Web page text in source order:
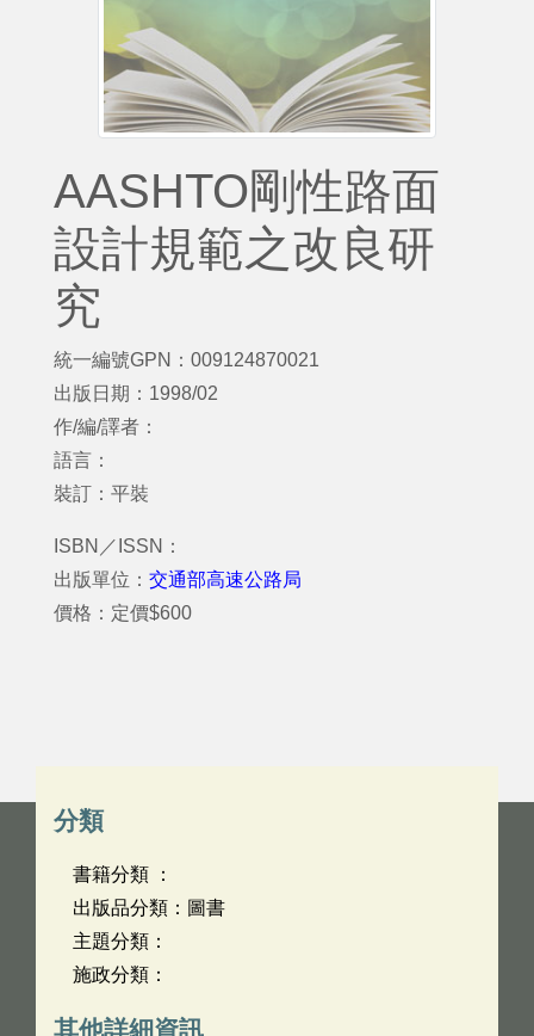
AASHTO剛性路面
設計規範之改良研
究
統一編號GPN：009124870021
出版日期：1998/02
作/編/譯者：
語言：
裝訂：平裝
ISBN／ISSN：
出版單位： 交通部高速公路局
價格：定價$600
分類
書籍分類 ：
出版品分類：圖書
主題分類：
施政分類：
其他詳細資訊